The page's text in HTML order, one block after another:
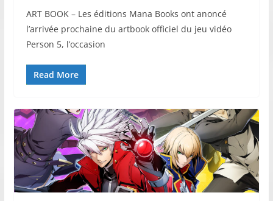
ART BOOK – Les éditions Mana Books ont anoncé
l’arrivée prochaine du artbook officiel du jeu vidéo
Person 5, l’occasion
Read More